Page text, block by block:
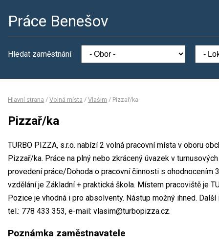
Práce Benešov
Hledat zaměstnání
Hlavní strana / Volná místa / Vlašim / Pizzař/ka
Pizzař/ka
TURBO PIZZA, s.r.o. nabízí 2 volná pracovní místa v oboru
Pizzař/ka. Práce na plný nebo zkrácený úvazek v
provedení práce/Dohoda o pracovní činnosti s ohodnocením
vzdělání je Základní + praktická škola. Místem pracoviště je
Pozice je vhodná i pro absolventy. Nástup možný ihned.
tel.: 778 433 353, e-mail: vlasim@turbopizza.cz.
Poznámka zaměstnavatele